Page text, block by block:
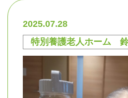
2025.07.28
特別養護老人ホーム